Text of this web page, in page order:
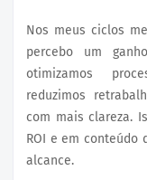
Nos meus ciclos
percebo um
otimizamos
reduzimos
com mais clareza.
ROI e em
alcance.